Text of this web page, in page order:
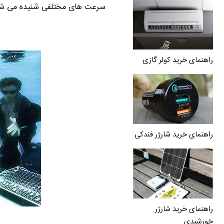
راهنمای خرید کولر گازی
راهنمای خرید شارژر فندکی
راهنمای خرید شارژر
سرعت های مختلفی شنیده می